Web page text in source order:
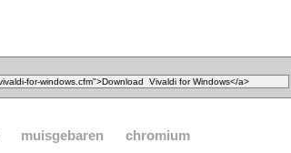
muisgebaren chromium